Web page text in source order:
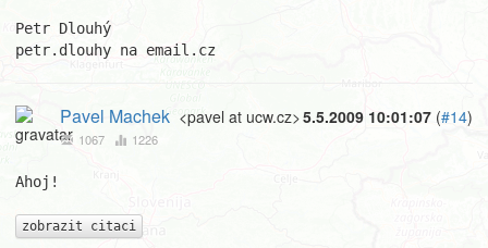
Petr Dlouhý
petr.dlouhy na email.cz
5.5.2009 10:01:07 (#14)
Pavel Machek <pavel at ucw.cz>
1067 1226
Ahoj!
zobrazit citaci